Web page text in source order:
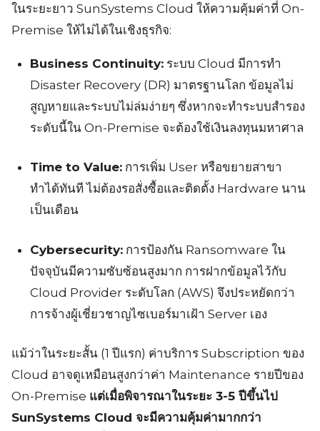
ในระยะยาว SunSystems Cloud ให้ความคุ้มค่าที่ On-
Premise ให้ไม่ได้ในเชิงธุรกิจ:
Business Continuity:ระบบ Cloud มีการทำ
Disaster Recovery (DR) มาตรฐานโลก ข้อมูลไม่
สูญหายและระบบไม่ล่มง่ายๆ ซึ่งหากจะทำระบบสำรอง
ระดับนี้ใน On-Premise จะต้องใช้เงินลงทุนมหาศาล
Time to Value:การเพิ่ม User หรือขยายสาขา
ทำได้ทันที ไม่ต้องรอสั่งซื้อและติดตั้ง Hardware นาน
เป็นเดือน
Cybersecurity:การป้องกัน Ransomware ใน
ปัจจุบันมีความซับซ้อนสูงมาก การฝากข้อมูลไว้กับ
Cloud Provider ระดับโลก (AWS) จึงประหยัดกว่า
การจ้างผู้เชี่ยวชาญไซเบอร์มาเฝ้า Server เอง
แม้ว่าในระยะสั้น (1 ปีแรก) ค่าบริการ Subscription ของ
Cloud อาจดูเหมือนสูงกว่าค่า Maintenance รายปีของ
On-Premise แต่เมื่อพิจารณาในระยะ 3-5 ปีขึ้นไป
SunSystems Cloud จะมีความคุ้มค่ามากกว่า